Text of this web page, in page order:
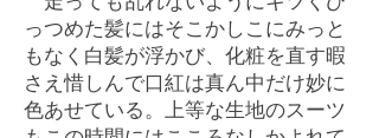
っつめた髪にはそこかしこにみっと
もなく白髪が浮かび、化粧を直す暇
さえ惜しんで口紅は真ん中だけ妙に
色あせている。上等な生地のスーツ